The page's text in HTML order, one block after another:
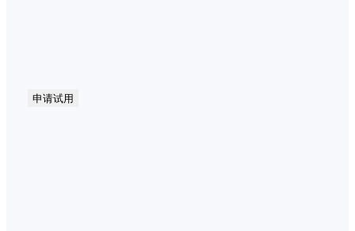
申请试用